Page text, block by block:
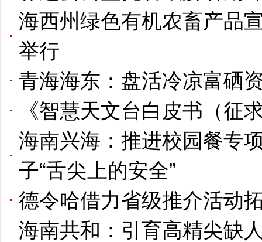
海西州绿色有机农畜产品
举行
青海海东：盘活冷凉富硒
《智慧天文台白皮书（征
海南兴海：推进校园餐专
子“舌尖上的安全”
德令哈借力省级推介活动
海南共和：引育高精尖缺